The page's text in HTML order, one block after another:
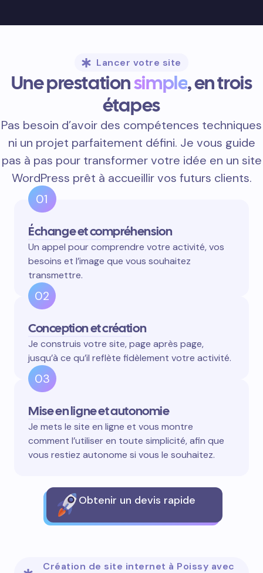
Lancer votre site
Une prestationsimple, en trois
étapes
Pas besoin d’avoir des compétences techniques
ni un projet parfaitement défini. Je vous guide
pas à pas pour transformer votre idée en un site
WordPress prêt à accueillir vos futurs clients.
01
Échange et compréhension
Un appel pour comprendre votre activité, vos
besoins et l’image que vous souhaitez
transmettre.
02
Conception et création
Je construis votre site, page après page,
jusqu’à ce qu’il reflète fidèlement votre activité.
03
Mise en ligne et autonomie
Je mets le site en ligne et vous montre
comment l’utiliser en toute simplicité, afin que
vous restiez autonome si vous le souhaitez.
Obtenir un devis rapide
Création de site internet à Poissy avec